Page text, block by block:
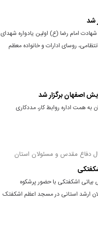
شد
امام رضا (ع) اولین یادواره شهدای
روسای ادارات و خانواده معظم
اصفهان برگزار شد
همت اداره روابط کار، مددکاری
بیاتی اشکفتکی با حضور پرشکوه
8 سال دفاع مقدس و مسئولان ارشد استانی در مسجد اعظم اشکفتک